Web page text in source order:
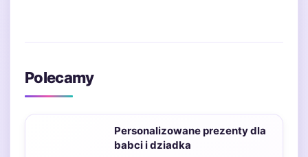
Polecamy
Personalizowane prezenty dla
babci i dziadka